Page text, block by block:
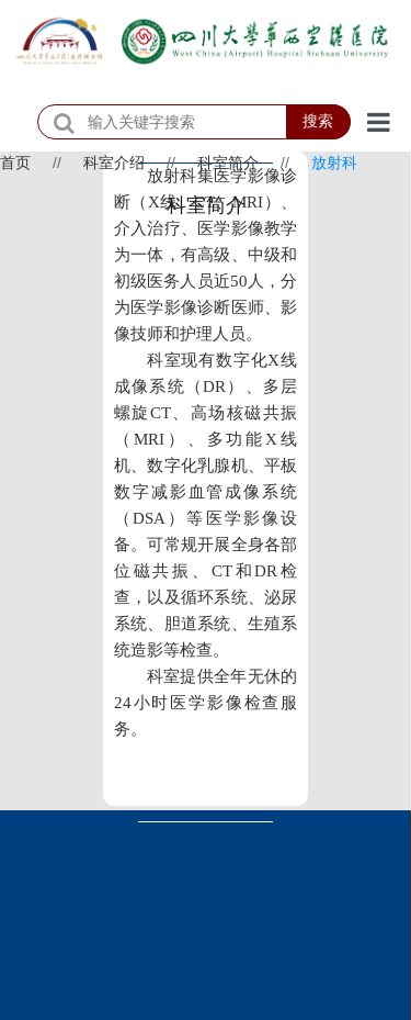
搜索
首页
放射科集医学影像诊
断（X线、CT、MRI）、
介入治疗、医学影像教学
为一体，有高级、中级和
初级医务人员近50人，分
为医学影像诊断医师、影
像技师和护理人员。
科室现有数字化X线
成像系统（DR）、多层
螺旋CT、高场核磁共振
（MRI）、多功能X线
机、数字化乳腺机、平板
数字减影血管成像系统
（DSA）等医学影像设
备。可常规开展全身各部
位磁共振、CT和DR检
查，以及循环系统、泌尿
系统、胆道系统、生殖系
统造影等检查。
科室提供全年无休的
24小时医学影像检查服
务。
科室简介
首页 // 科室介绍 // 科室简介 // 放射科